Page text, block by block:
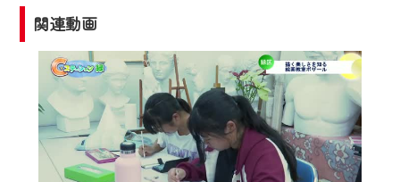
関連動画
2024年9月24日からはご加入者様へのサー
ビス向上のため、
『CCNet Web TV』を利用いただくには、
一部コンテンツを除き、
CCNetサービスへの加入と『CCNetマイ
ページ※』へのログインが必要となりま
す。